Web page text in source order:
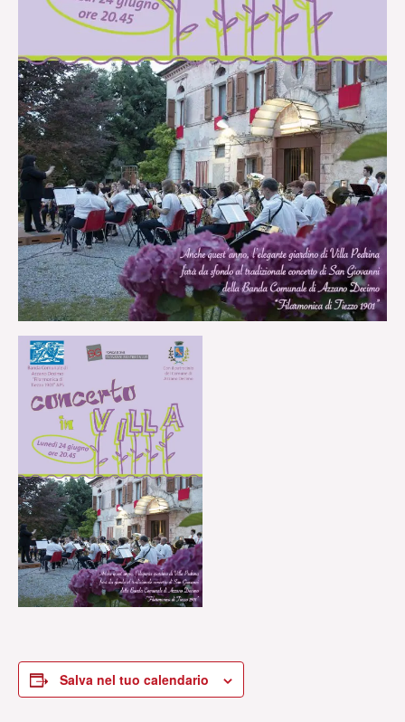
Salva nel tuo calendario